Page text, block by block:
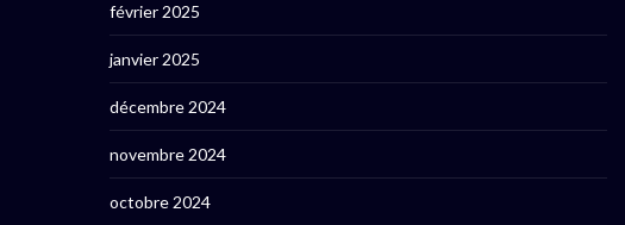
février 2025
janvier 2025
décembre 2024
novembre 2024
octobre 2024